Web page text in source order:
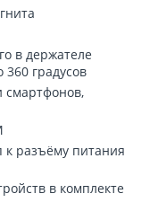
в держателе
360 градусов
к разъёму питания
в комплекте